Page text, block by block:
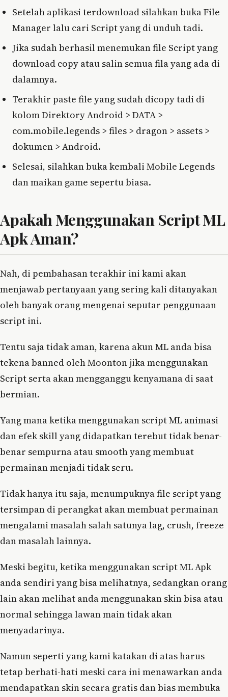
Setelah aplikasi terdownload silahkan buka File
Manager lalu cari Script yang di unduh tadi.
Jika sudah berhasil menemukan file Script yang
download copy atau salin semua fila yang ada di
dalamnya.
Terakhir paste file yang sudah dicopy tadi di
kolom Direktory Android > DATA >
com.mobile.legends > files > dragon > assets >
dokumen > Android.
Selesai, silahkan buka kembali Mobile Legends
dan maikan game sepertu biasa.
Apakah Menggunakan Script ML
Apk Aman?
Nah, di pembahasan terakhir ini kami akan
menjawab pertanyaan yang sering kali ditanyakan
oleh banyak orang mengenai seputar penggunaan
script ini.
Tentu saja tidak aman, karena akun ML anda bisa
tekena banned oleh Moonton jika menggunakan
Script serta akan mengganggu kenyamana di saat
bermian.
Yang mana ketika menggunakan script ML animasi
dan efek skill yang didapatkan terebut tidak benar-
benar sempurna atau smooth yang membuat
permainan menjadi tidak seru.
Tidak hanya itu saja, menumpuknya file script yang
tersimpan di perangkat akan membuat permainan
mengalami masalah salah satunya lag, crush, freeze
dan masalah lainnya.
Meski begitu, ketika menggunakan script ML Apk
anda sendiri yang bisa melihatnya, sedangkan orang
lain akan melihat anda menggunakan skin bisa atau
normal sehingga lawan main tidak akan
menyadarinya.
Namun seperti yang kami katakan di atas harus
tetap berhati-hati meski cara ini menawarkan anda
mendapatkan skin secara gratis dan bias membuka